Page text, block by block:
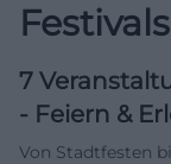
Festivals
7
- Feiern &
Von Stadtfesten